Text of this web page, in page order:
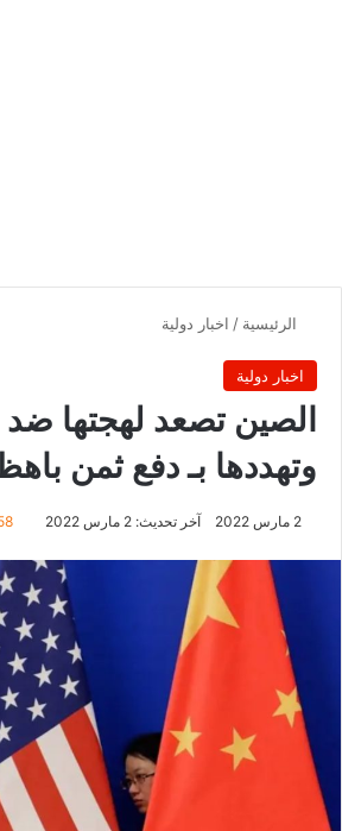
الرئيسية / اخبار دولية
اخبار دولية
الصين تصعد لهجتها
وتهددها بـ دفع ثمن
2 مارس 2022 آخر تحديث: 2 مارس 2022